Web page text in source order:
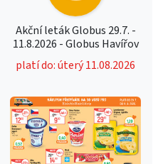
Akční leták Globus 29.7. -
11.8.2026 - Globus Havířov
platí do: úterý 11.08.2026